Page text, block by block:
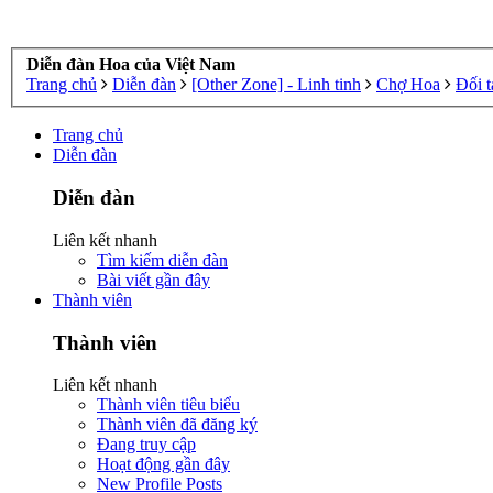
Diễn đàn Hoa của Việt Nam
Trang chủ
Diễn đàn [Other Zone] - Linh tinh Chợ Hoa Đối
Trang chủ
Diễn đàn
Diễn đàn
Liên kết nhanh
Tìm kiếm diễn đàn
Bài viết gần đây
Thành viên
Thành viên
Liên kết nhanh
Thành viên tiêu biểu
Thành viên đã đăng ký
Đang truy cập
Hoạt động gần đây
New Profile Posts